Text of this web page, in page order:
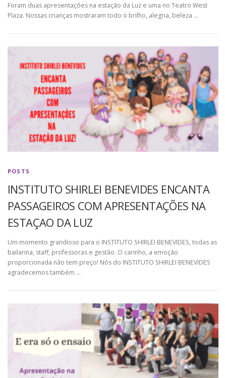
Foram duas apresentações na estação da Luz e uma no Teatro West
Plaza. Nossas crianças mostraram todo o brilho, alegria, beleza …
POSTS
INSTITUTO SHIRLEI BENEVIDES ENCANTA
PASSAGEIROS COM APRESENTAÇÕES NA
ESTAÇAO DA LUZ
Um momento grandioso para o INSTITUTO SHIRLEI BENEVIDES, todas as
bailarina, staff, professoras e gestão. O carinho, a emoção
proporcionada não tem preço! Nós do INSTITUTO SHIRLEI BENEVIDES
agradecemos também …